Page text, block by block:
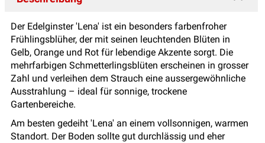
Der Edelginster 'Lena' ist ein besonders farbenfroher
Frühlingsblüher, der mit seinen leuchtenden Blüten in
Gelb, Orange und Rot für lebendige Akzente sorgt. Die
mehrfarbigen Schmetterlingsblüten erscheinen in grosser
Zahl und verleihen dem Strauch eine aussergewöhnliche
Ausstrahlung – ideal für sonnige, trockene
Gartenbereiche.
Am besten gedeiht 'Lena' an einem vollsonnigen, warmen
Standort. Der Boden sollte gut durchlässig und eher